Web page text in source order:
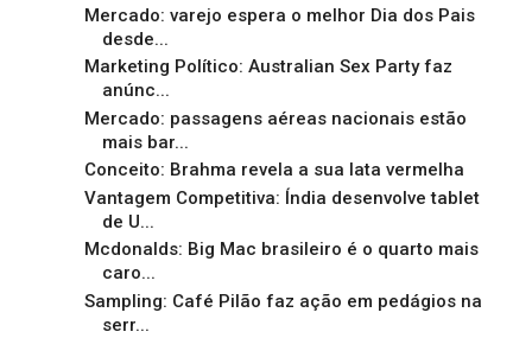
Mercado: varejo espera o melhor Dia dos Pais
desde...
Marketing Político: Australian Sex Party faz
anúnc...
Mercado: passagens aéreas nacionais estão
mais bar...
Conceito: Brahma revela a sua lata vermelha
Vantagem Competitiva: Índia desenvolve tablet
de U...
Mcdonalds: Big Mac brasileiro é o quarto mais
caro...
Sampling: Café Pilão faz ação em pedágios na
serr...